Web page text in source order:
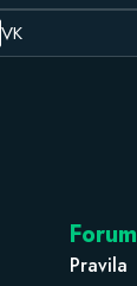
VK
Forum
Pravila